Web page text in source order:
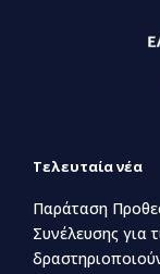
Τελευταία νέα
Παράταση
Συνέλευσης για